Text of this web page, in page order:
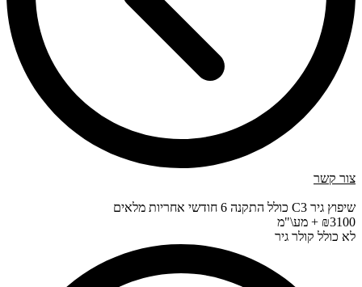
צור קשר
שיפוץ גיר C3 כולל התקנה 6 חודשי אחריות מלאים
₪3100 + מע\"מ
לא כולל קולר גיר